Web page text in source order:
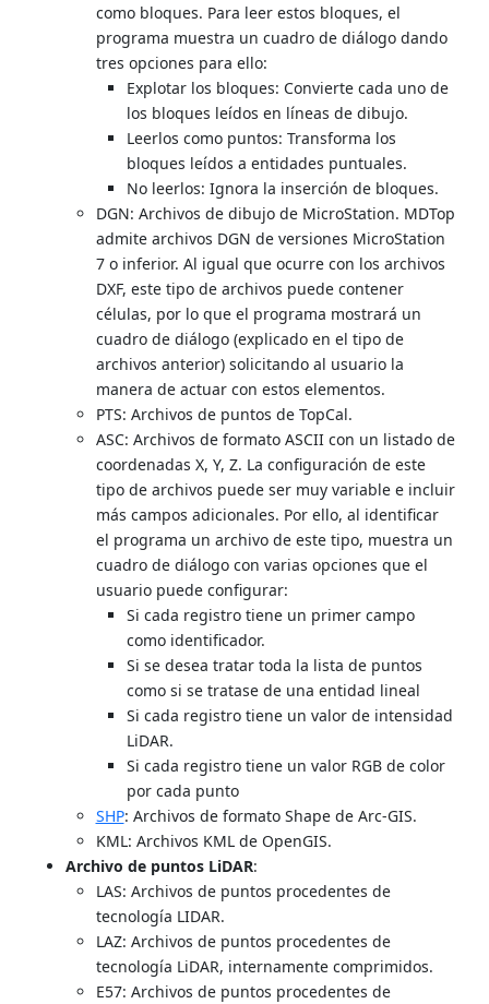
como bloques. Para leer estos bloques, el
programa muestra un cuadro de diálogo dando
tres opciones para ello:
Explotar los bloques: Convierte cada uno de
los bloques leídos en líneas de dibujo.
Leerlos como puntos: Transforma los
bloques leídos a entidades puntuales.
No leerlos: Ignora la inserción de bloques.
DGN: Archivos de dibujo de MicroStation. MDTop
admite archivos DGN de versiones MicroStation
7 o inferior. Al igual que ocurre con los archivos
DXF, este tipo de archivos puede contener
células, por lo que el programa mostrará un
cuadro de diálogo (explicado en el tipo de
archivos anterior) solicitando al usuario la
manera de actuar con estos elementos.
PTS: Archivos de puntos de TopCal.
ASC: Archivos de formato ASCII con un listado de
coordenadas X, Y, Z. La configuración de este
tipo de archivos puede ser muy variable e incluir
más campos adicionales. Por ello, al identificar
el programa un archivo de este tipo, muestra un
cuadro de diálogo con varias opciones que el
usuario puede configurar:
Si cada registro tiene un primer campo
como identificador.
Si se desea tratar toda la lista de puntos
como si se tratase de una entidad lineal
Si cada registro tiene un valor de intensidad
LiDAR.
Si cada registro tiene un valor RGB de color
por cada punto
SHP: Archivos de formato Shape de Arc-GIS.
KML: Archivos KML de OpenGIS.
Archivo de puntos LiDAR:
LAS: Archivos de puntos procedentes de
tecnología LIDAR.
LAZ: Archivos de puntos procedentes de
tecnología LiDAR, internamente comprimidos.
E57: Archivos de puntos procedentes de